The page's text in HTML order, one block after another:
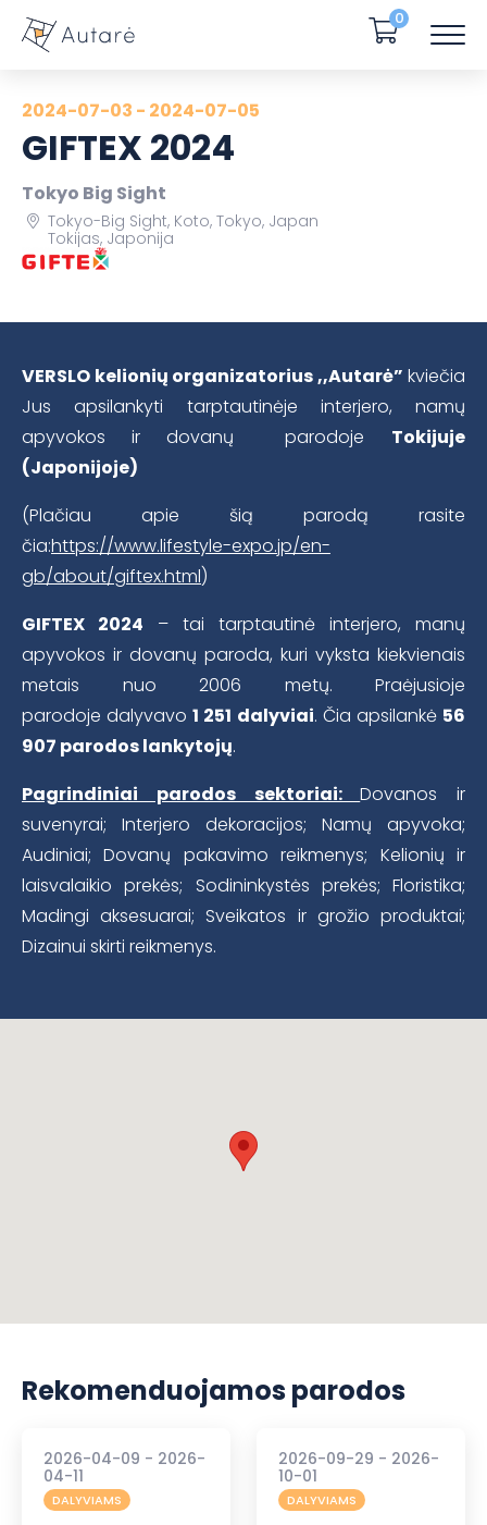
0
2024-07-03 - 2024-07-05
GIFTEX 2024
Tokyo Big Sight
Tokyo-Big Sight, Koto, Tokyo, Japan
Tokijas, Japonija
VERSLO kelionių organizatorius ,,Autarė” kviečia
Jus apsilankyti tarptautinėje interjero, namų
apyvokos ir dovanų parodoje
Tokijuje
(Japonijoje)
(Plačiau apie šią parodą rasite
čia:https://www.lifestyle-expo.jp/en-
gb/about/giftex.html)
GIFTEX 2024 – tai tarptautinė interjero, manų
apyvokos ir dovanų paroda, kuri vyksta kiekvienais
metais nuo 2006 metų. Praėjusioje
parodoje dalyvavo1 251 dalyviai. Čia apsilankė 56
907 parodos lankytojų.
Pagrindiniai parodos sektoriai:Dovanos ir
suvenyrai; Interjero dekoracijos; Namų apyvoka;
Audiniai; Dovanų pakavimo reikmenys; Kelionių ir
laisvalaikio prekės; Sodininkystės prekės; Floristika;
Madingi aksesuarai; Sveikatos ir grožio produktai;
Dizainui skirti reikmenys.
Rekomenduojamos parodos
2026-04-09 - 2026-
04-11
DALYVIAMS
2026-09-29 - 2026-
10-01
DALYVIAMS